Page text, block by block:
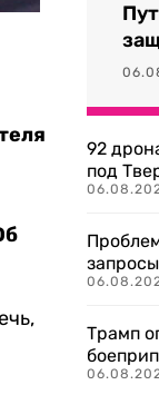
92
под
Трамп